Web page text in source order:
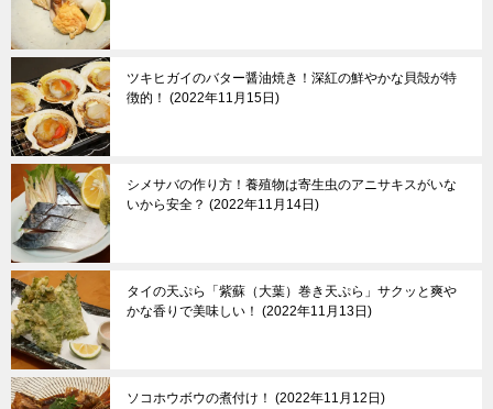
ツキヒガイのバター醤油焼き！深紅の鮮やかな貝殻が特
徴的！
2022年11月15日
シメサバの作り方！養殖物は寄生虫のアニサキスがいな
いから安全？
2022年11月14日
タイの天ぷら「紫蘇（大葉）巻き天ぷら」サクッと爽や
かな香りで美味しい！
2022年11月13日
ソコホウボウの煮付け！ 2022年11月12日